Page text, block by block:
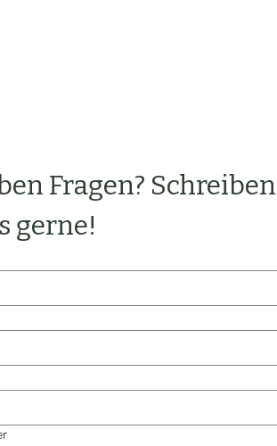
Fragen? Schreiben
gerne!